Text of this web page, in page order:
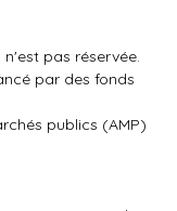
pas réservée.
par des fonds
publics (AMP)